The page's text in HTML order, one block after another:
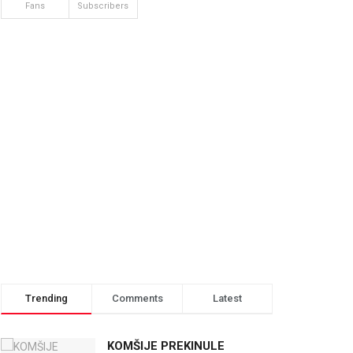
Fans Subscribers
Trending Comments Latest
KOMŠIJE PREKINULE